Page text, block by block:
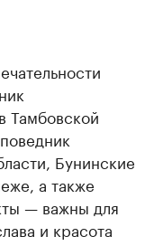
Тамбовской
Бунинские
а также
— важны для
и красота